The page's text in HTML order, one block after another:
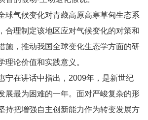
球气候变化对青藏高原高寒草甸生态系
合理制定该地区应对气候变化的对策和
施，推动我国全球变化生态学方面的研
理论价值和实践意义。
在讲话中指出，2009年，是新世纪
展最为困难的一年。面对严峻复杂的形
持把增强自主创新能力作为转变发展方